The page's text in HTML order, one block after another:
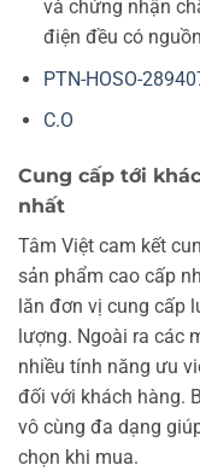
và chứng nhận
điện đều có
PTN-HOSO-
C.O
Cung cấp tới
nhất
Tâm Việt cam kết
sản phẩm cao cấp
lăn đơn vị cung cấp
lượng. Ngoài ra các
nhiều tính năng ưu
đối với khách hàng.
vô cùng đa dạng
chọn khi mua.